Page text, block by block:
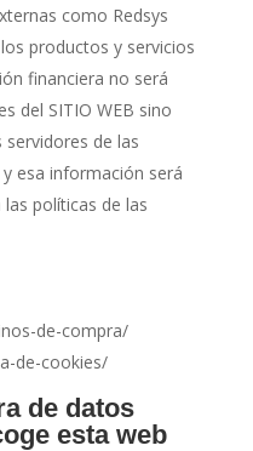
como Redsys
productos y servicios
financiera no será
del SITIO WEB sino
de las
esa información será
políticas de las
de-compra/
de-cookies/
de datos
esta web